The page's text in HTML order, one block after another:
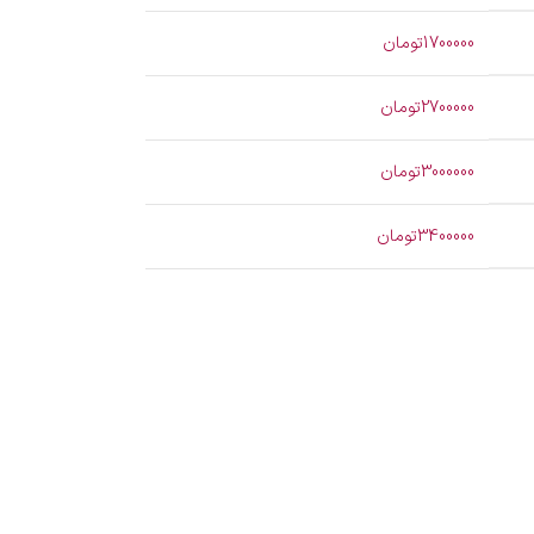
1700000تومان
2700000تومان
3000000تومان
3400000تومان